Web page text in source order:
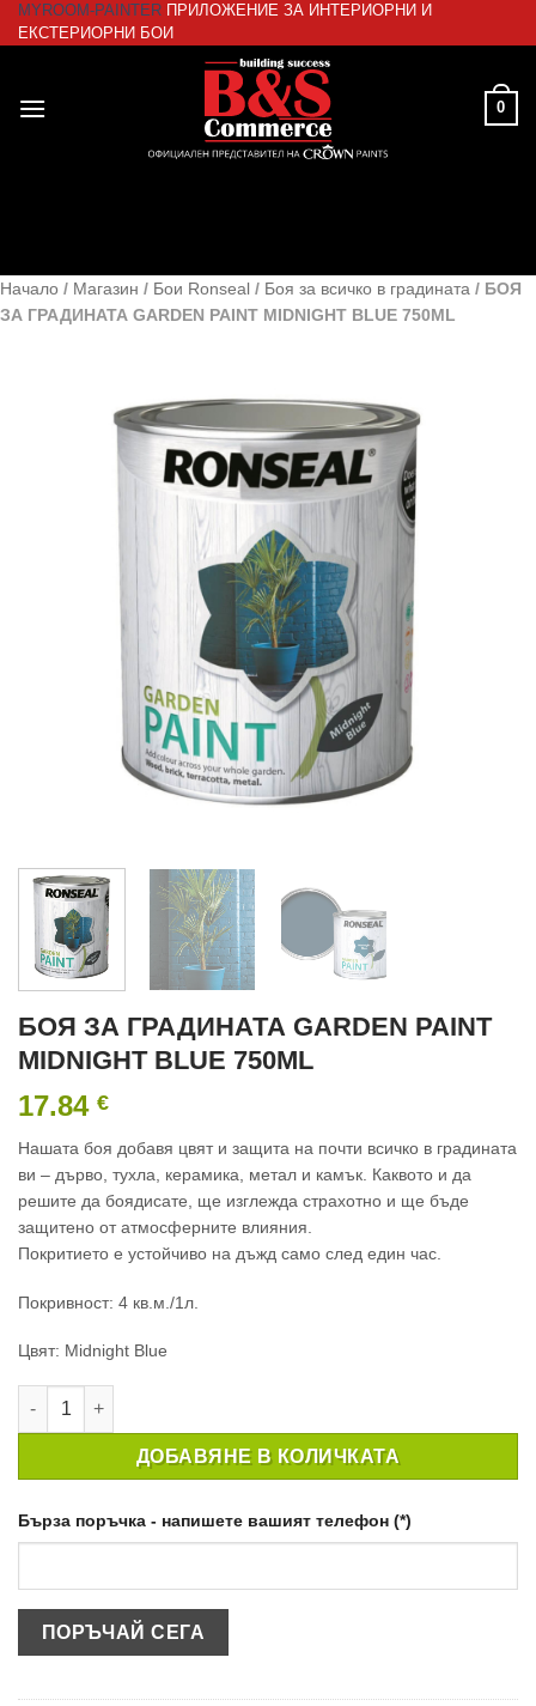
Skip
to
MYROOM-PAINTER ПРИЛОЖЕНИЕ ЗА ИНТЕРИОРНИ И
ЕКСТЕРИОРНИ БОИ
0
Начало / Магазин / Бои Ronseal / Боя за всичко в градината / БОЯ
ЗА ГРАДИНАТА GARDEN PAINT MIDNIGHT BLUE 750ML
БОЯ ЗА ГРАДИНАТА GARDEN PAINT
MIDNIGHT BLUE 750ML
17.84 €
Нашата боя добавя цвят и защита на почти всичко в градината
ви – дърво, тухла, керамика, метал и камък. Каквото и да
решите да боядисате, ще изглежда страхотно и ще бъде
защитено от атмосферните влияния.
Покритието е устойчиво на дъжд само след един час.
Покривност: 4 кв.м./1л.
Цвят: Midnight Blue
количество за БОЯ ЗА ГРАДИНАТА GARDEN PAINT
ДОБАВЯНЕ В КОЛИЧКАТА
Бърза поръчка - напишете вашият телефон (*)